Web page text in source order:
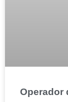
Operador